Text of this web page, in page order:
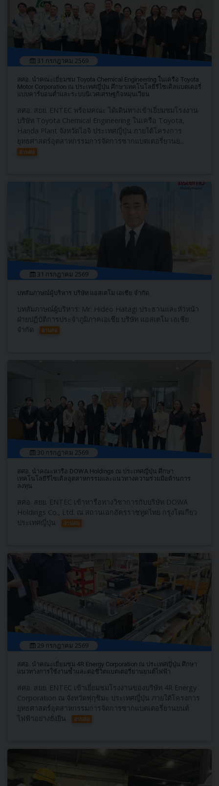
31 กรกฎาคม 2569
สศอ. นำคณะเยี่ยมชม Toyota Chemical Engineering ในเครือ Toyota
Motor Corporation ณ ประเทศญี่ปุ่น ศึกษาเทคโนโลยีรีไซเคิลแบตเตอรี่
แบบคาร์บอนต่ำและระบบนิเวศเศรษฐกิจหมุนเวียน
สศอ. สยย. ENTEC พร้อมคณะ ได้เดินทางเข้าเยี่ยมชมโรงงาน
บริษัท Toyota Chemical Engineering ในเครือ Toyota,
Handa Plant จังหวัดไอจิ ประเทศญี่ปุ่น ภายใต้โครงการ
ยุทธศาสตร์อุตสาหกรรมการจัดการซากแบตเตอรี่ยานย...
อ่านต่อ
31 กรกฎาคม 2569
บทสัมภาษณ์ผู้บริหาร บริษัท แอสเตโม เอเชีย จำกัด
บทสัมภาษณ์ผู้บริหาร: Mr. Hideo Hatagi ประธานและหัวหน้า
ฝ่ายปฏิบัติการประจำภูมิภาคเอเชีย บริษัท แอสเตโม เอเชีย
จำกัด
อ่านต่อ
30 กรกฎาคม 2569
สศอ. นำคณะหารือ DOWA Holdings ณ ประเทศญี่ปุ่น ศึกษา
เทคโนโลยีรีไซเคิลอุตสาหกรรมและแนวทางความร่วมมือด้านการ
ลงทุน
สศอ. สยย. ENTEC เข้าหารือทางวิชาการกับบริษัท DOWA
Holdings Co., Ltd. ณ สถานเอกอัครราชทูตไทย กรุงโตเกียว
ประเทศญี่ปุ่น
อ่านต่อ
29 กรกฎาคม 2569
สศอ. นำคณะเยี่ยมชม 4R Energy Corporation ณ ประเทศญี่ปุ่น ศึกษา
แนวทางการใช้งานซ้ำและต่อชีวิตแบตเตอรี่ยานยนต์ไฟฟ้า
สศอ. สยย. ENTEC เข้าเยี่ยมชมโรงงานของบริษัท 4R Energy
Corporation ณ จังหวัดฟุกุชิมะ ประเทศญี่ปุ่น ภายใต้โครงการ
ยุทธศาสตร์อุตสาหกรรมการจัดการซากแบตเตอรี่ยานยนต์
ไฟฟ้าอย่างยั่งยืน
อ่านต่อ